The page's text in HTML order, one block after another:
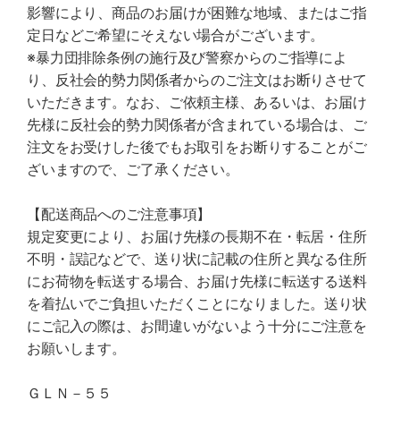
影響により、商品のお届けが困難な地域、またはご指
定日などご希望にそえない場合がございます。
※暴力団排除条例の施行及び警察からのご指導によ
り、反社会的勢力関係者からのご注文はお断りさせて
いただきます。なお、ご依頼主様、あるいは、お届け
先様に反社会的勢力関係者が含まれている場合は、ご
注文をお受けした後でもお取引をお断りすることがご
ざいますので、ご了承ください。
【配送商品へのご注意事項】
規定変更により、お届け先様の長期不在・転居・住所
不明・誤記などで、送り状に記載の住所と異なる住所
にお荷物を転送する場合、お届け先様に転送する送料
を着払いでご負担いただくことになりました。送り状
にご記入の際は、お間違いがないよう十分にご注意を
お願いします。
ＧＬＮ－５５